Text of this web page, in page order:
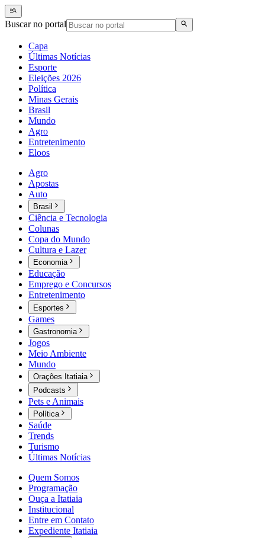
Buscar no portal
Capa
Últimas Notícias
Esporte
Eleições 2026
Política
Minas Gerais
Brasil
Mundo
Agro
Entretenimento
Eloos
Agro
Apostas
Auto
Brasil
Ciência e Tecnologia
Colunas
Copa do Mundo
Cultura e Lazer
Economia
Educação
Emprego e Concursos
Entretenimento
Esportes
Games
Gastronomia
Jogos
Meio Ambiente
Mundo
Orações Itatiaia
Podcasts
Pets e Animais
Política
Saúde
Trends
Turismo
Últimas Notícias
Quem Somos
Programação
Ouça a Itatiaia
Institucional
Entre em Contato
Expediente Itatiaia